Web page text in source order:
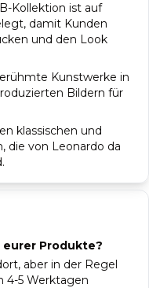
Kollektion ist auf
damit Kunden
und den Look
Kunstwerke in
Bildern für
klassischen und
die von Leonardo da
Produkte?
aber in der Regel
4-5 Werktagen